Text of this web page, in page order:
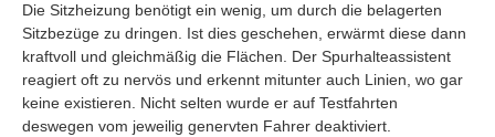
Die Sitzheizung benötigt ein wenig, um durch die belagerten
Sitzbezüge zu dringen. Ist dies geschehen, erwärmt diese dann
kraftvoll und gleichmäßig die Flächen. Der Spurhalteassistent
reagiert oft zu nervös und erkennt mitunter auch Linien, wo gar
keine existieren. Nicht selten wurde er auf Testfahrten
deswegen vom jeweilig genervten Fahrer deaktiviert.